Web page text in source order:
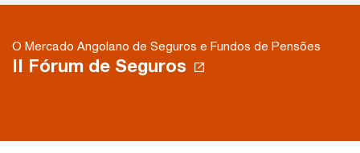
O Mercado Angolano de Seguros e Fundos de Pensões
II Fórum de Seguros